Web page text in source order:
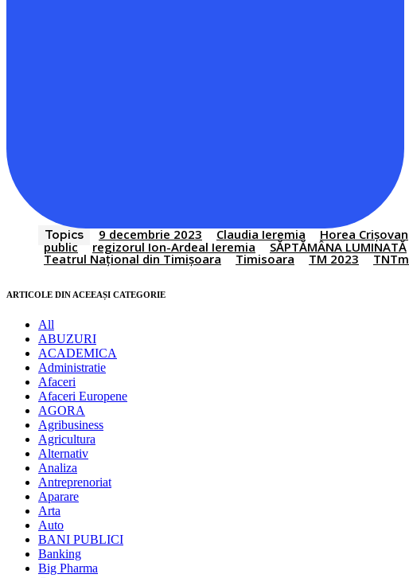
Topics 9 decembrie 2023 Claudia Ieremia Horea Crișovan
public
regizorul Ion-Ardeal Ieremia SĂPTĂMÂNA LUMINATĂ
Teatrul Național din Timișoara Timisoara TM 2023 TNTm
ARTICOLE DIN ACEEAȘI CATEGORIE
All
ABUZURI
ACADEMICA
Administratie
Afaceri
Afaceri Europene
AGORA
Agribusiness
Agricultura
Alternativ
Analiza
Antreprenoriat
Aparare
Arta
Auto
BANI PUBLICI
Banking
Big Pharma